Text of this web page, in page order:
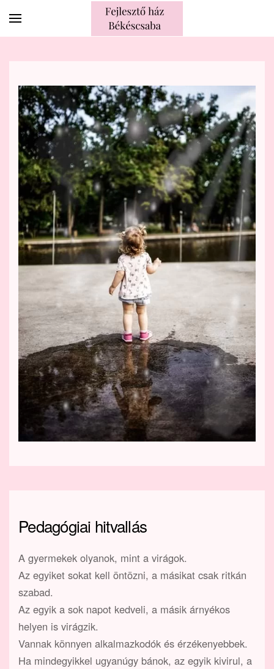
Skip to main content
Pedagógiai hitvallás
A gyermekek olyanok, mint a virágok.
Az egyiket sokat kell öntözni, a másikat csak ritkán
szabad.
Az egyik a sok napot kedveli, a másik árnyékos
helyen is virágzik.
Vannak könnyen alkalmazkodók és érzékenyebbek.
Ha mindegyikkel ugyanúgy bánok, az egyik kivirul, a